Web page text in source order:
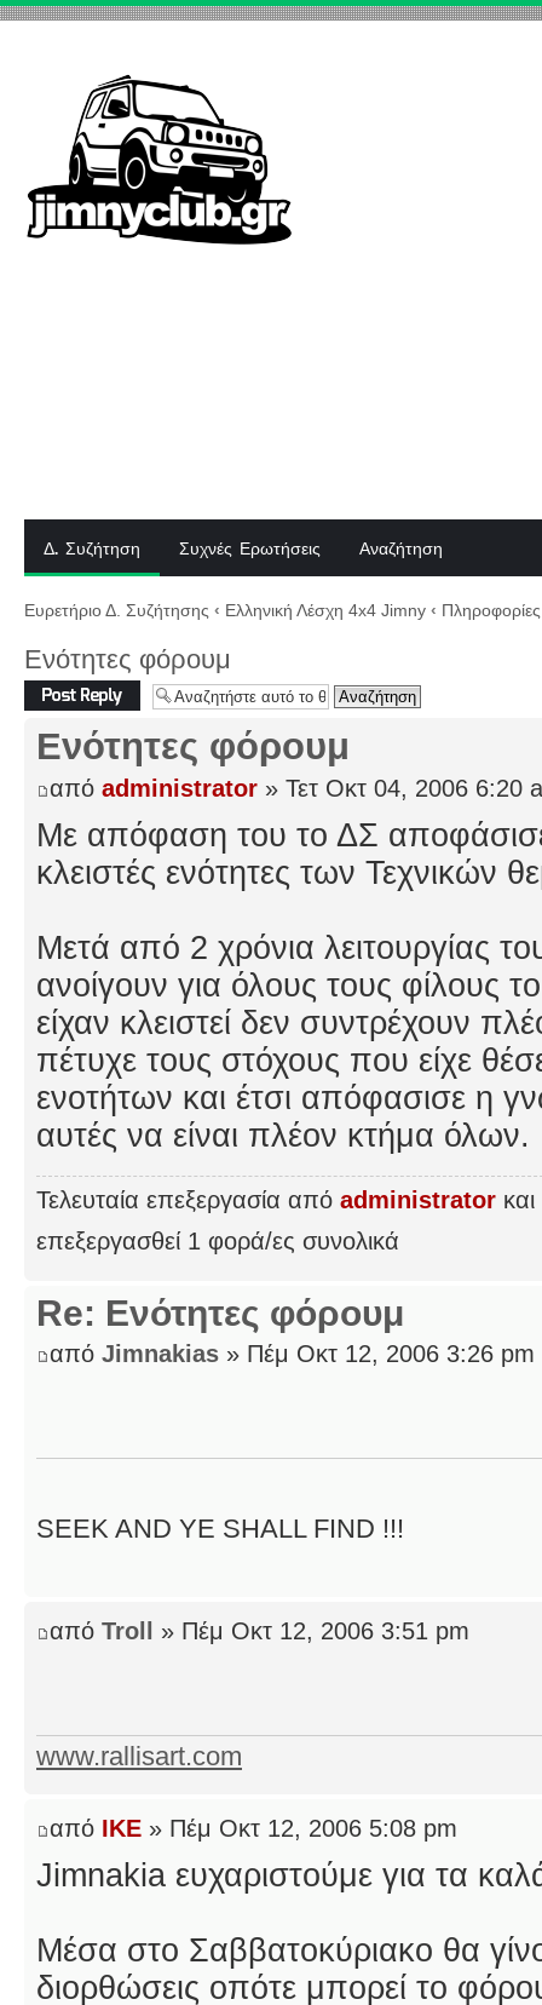
Δ. Συζήτηση Συχνές Ερωτήσεις Αναζήτηση
Ευρετήριο Δ. Συζήτησης ‹ Ελληνική Λέσχη 4x4 Jimny ‹
Ενότητες φόρουμ
Δημιουργία
απάντησης
Ενότητες φόρουμ
από administrator » Τετ Οκτ 04, 2006 6:20
Με απόφαση του το ΔΣ
κλειστές ενότητες των Τεχνικών
Μετά από 2 χρόνια λειτουργίας
ανοίγουν για όλους τους φίλους
είχαν κλειστεί δεν συντρέχουν
πέτυχε τους στόχους που είχε
ενοτήτων και έτσι απόφασισε η
αυτές να είναι πλέον κτήμα όλων.
Τελευταία επεξεργασία από administrator
επεξεργασθεί 1 φορά/ες συνολικά
Re: Ενότητες φόρουμ
από Jimnakias » Πέμ Οκτ 12, 2006 3:26 pm
SEEK AND YE SHALL FIND !!!
από Troll » Πέμ Οκτ 12, 2006 3:51 pm
www.rallisart.com
από IKE » Πέμ Οκτ 12, 2006 5:08 pm
Jimnakia ευχαριστούμε για τα
Μέσα στο Σαββατοκύριακο θα
διορθώσεις οπότε μπορεί το